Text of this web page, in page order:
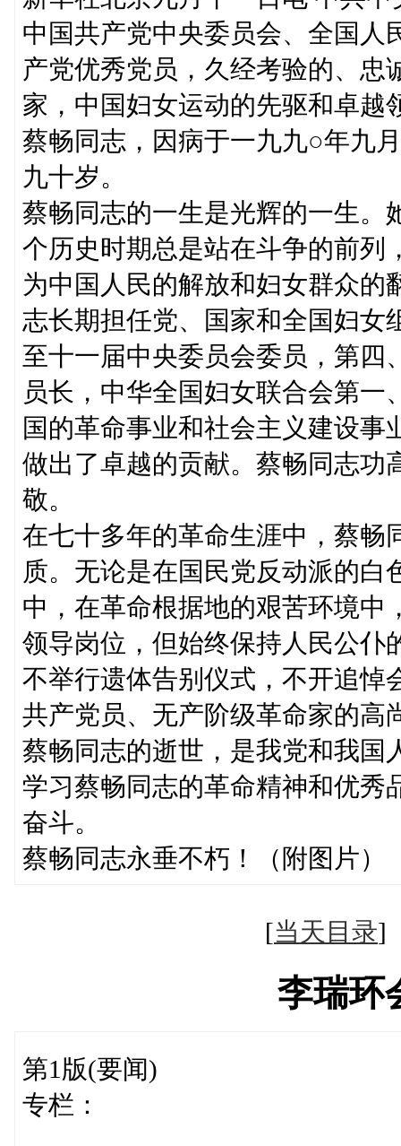
中国共产党中央委员会、全国人
产党优秀党员，久经考验的、忠
家，中国妇女运动的先驱和卓越
蔡畅同志，因病于一九九○年九
九十岁。
蔡畅同志的一生是光辉的一生。
个历史时期总是站在斗争的前列
为中国人民的解放和妇女群众的
志长期担任党、国家和全国妇女
至十一届中央委员会委员，第四
员长，中华全国妇女联合会第
国的革命事业和社会主义建设
做出了卓越的贡献。蔡畅同志功
敬。
在七十多年的革命生涯中，蔡畅
质。无论是在国民党反动派的
中，在革命根据地的艰苦环境中
领导岗位，但始终保持人民公仆
不举行遗体告别仪式，不开追悼
共产党员、无产阶级革命家的高
蔡畅同志的逝世，是我党和我国
学习蔡畅同志的革命精神和优秀
奋斗。
蔡畅同志永垂不朽！（附图片）
[当天目录
李瑞环
第1版(要闻)
专栏：